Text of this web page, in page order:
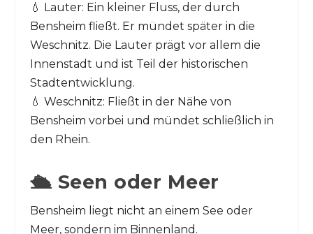
💧 Lauter: Ein kleiner Fluss, der durch
Bensheim fließt. Er mündet später in die
Weschnitz. Die Lauter prägt vor allem die
Innenstadt und ist Teil der historischen
Stadtentwicklung.
💧 Weschnitz: Fließt in der Nähe von
Bensheim vorbei und mündet schließlich in
den Rhein.
🛳️ Seen oder Meer
Bensheim liegt nicht an einem See oder
Meer, sondern im Binnenland.